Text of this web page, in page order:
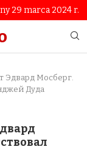
29 marca 2024 r.
Эдвард Мосберг.
Дуда